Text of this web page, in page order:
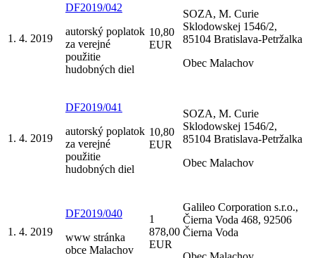
1. 4. 2019
DF2019/042
autorský poplatok
za verejné
použitie
hudobných diel
10,80
EUR
SOZA, M. Curie
Sklodowskej 1546/2,
85104 Bratislava-Petržalka
Obec Malachov
1. 4. 2019
DF2019/041
autorský poplatok
za verejné
použitie
hudobných diel
10,80
EUR
SOZA, M. Curie
Sklodowskej 1546/2,
85104 Bratislava-Petržalka
Obec Malachov
1. 4. 2019
DF2019/040
www stránka
obce Malachov
1
878,00
EUR
Galileo Corporation s.r.o.,
Čierna Voda 468, 92506
Čierna Voda